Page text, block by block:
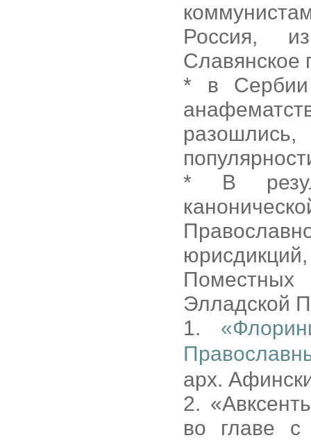
Россия,
Славянское
* в Сербии
* В
Элладской
1.
арх.
2.
во главе